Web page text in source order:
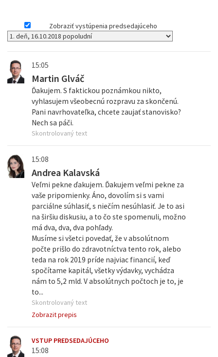
Zobraziť vystúpenia predsedajúceho
15:05
Martin Glváč
Ďakujem. S faktickou poznámkou nikto,
vyhlasujem všeobecnú rozpravu za skončenú.
Pani navrhovateľka, chcete zaujať stanovisko?
Nech sa páči.
Skontrolovaný text
15:08
Andrea Kalavská
Veľmi pekne ďakujem. Ďakujem veľmi pekne za
vaše pripomienky. Áno, dovolím si s vami
parciálne súhlasiť, s niečím nesúhlasiť. Je to asi
na širšiu diskusiu, a to čo ste spomenuli, možno
má dva, dva, dva pohľady.
Musíme si všetci povedať, že v absolútnom
počte prišlo do zdravotníctva tento rok, alebo
teda na rok 2019 príde najviac financií, keď
spočítame kapitál, všetky výdavky, vychádza
nám to 5,2 mld. V absolútnych počtoch je to, je
to...
Skontrolovaný text
Zobrazit prepis
VSTUP PREDSEDAJÚCEHO
15:08